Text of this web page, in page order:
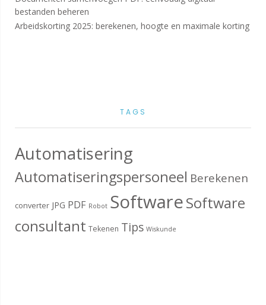
bestanden beheren
Arbeidskorting 2025: berekenen, hoogte en maximale korting
TAGS
Automatisering
Automatiseringspersoneel Berekenen
converter JPG PDF Robot SoftwareSoftware
consultant Tekenen Tips Wiskunde